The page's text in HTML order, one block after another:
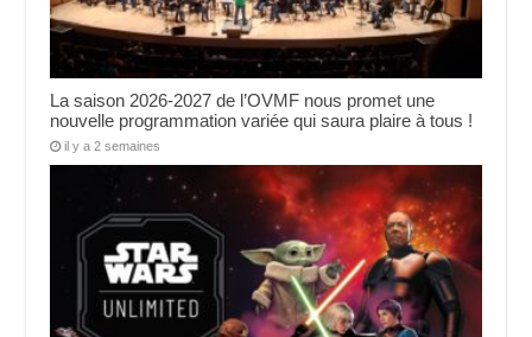
La saison 2026-2027 de l’OVMF nous promet une
nouvelle programmation variée qui saura plaire à tous !
il y a 2 semaines